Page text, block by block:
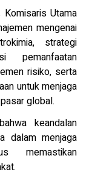
Komisaris Utama
mengenai
strategi
pemanfaatan
risiko, serta
untuk menjaga
global.
keandalan
dalam menjaga
memastikan